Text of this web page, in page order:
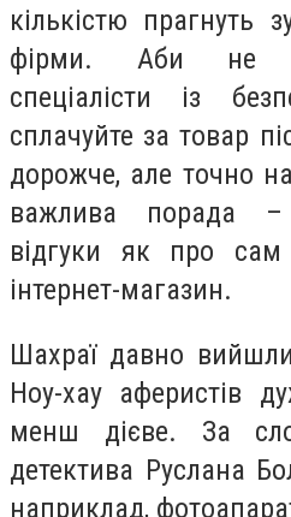
кількістю прагнуть
фірми. Аби не
спеціалісти із
сплачуйте за товар
дорожче, але точно
важлива порада –
відгуки як про
інтернет-магазин.
Шахраї давно
Ноу-хау аферистів
менш дієве. За
детектива Руслана
наприклад,